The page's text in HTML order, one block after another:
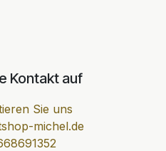
Kontakt auf
Sie uns
michel.de